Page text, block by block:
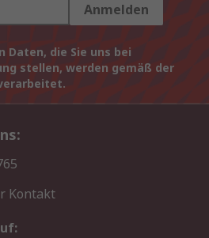
Anmelden
Daten, die Sie uns bei
stellen, werden gemäß der
Kontakt